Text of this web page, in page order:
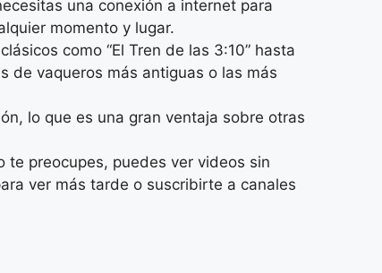
una conexión a internet para
momento y lugar.
como “El Tren de las 3:10” hasta
de vaqueros más antiguas o las más
lo que es una gran ventaja sobre otras
te preocupes, puedes ver videos sin
ver más tarde o suscribirte a canales